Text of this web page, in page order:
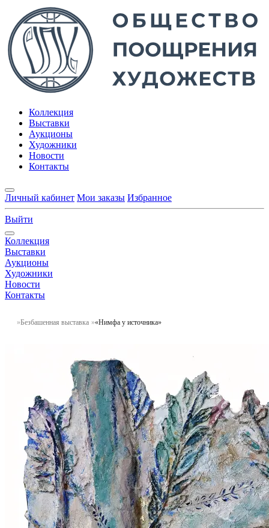
Коллекция
Выставки
Аукционы
Художники
Новости
Контакты
Личный кабинет Мои заказы Избранное
Выйти
Коллекция
Выставки
Аукционы
Художники
Новости
Контакты
Безбашенная выставка «Нимфа у источника»